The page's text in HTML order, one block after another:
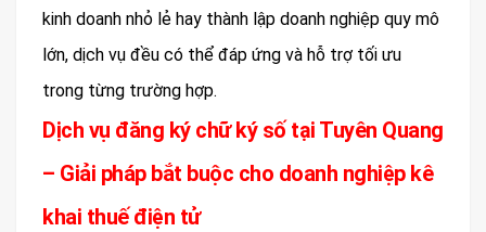
kinh doanh nhỏ lẻ hay thành lập doanh nghiệp quy mô
lớn, dịch vụ đều có thể đáp ứng và hỗ trợ tối ưu
trong từng trường hợp.
Dịch vụ đăng ký chữ ký số tại Tuyên Quang
– Giải pháp bắt buộc cho doanh nghiệp kê
khai thuế điện tử